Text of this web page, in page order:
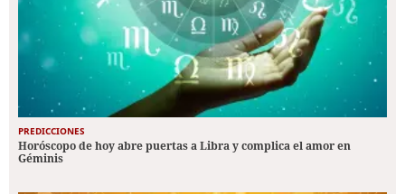
PREDICCIONES
Horóscopo de hoy abre puertas a Libra y complica el amor en
Géminis